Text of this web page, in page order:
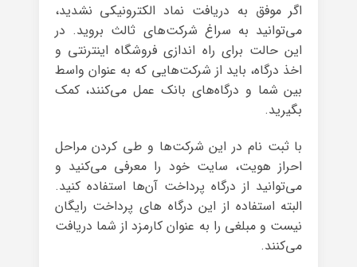
اگر موفق به دریافت نماد الکترونیکی نشدید،
می‌توانید به سراغ شرکت‌های ثالث بروید. در
این حالت برای راه اندازی فروشگاه اینترنتی و
اخذ درگاه، باید از شرکت‌هایی که به عنوان واسط
بین شما و درگاه‌های بانک عمل می‌کنند، کمک
بگیرید.
با ثبت نام در این شرکت‌ها و طی کردن مراحل
احراز هویت، سایت خود را معرفی می‌کنید و
می‌توانید از درگاه پرداخت آن‌ها استفاده کنید.
البته استفاده از این درگاه‌ های پرداخت رایگان
نیست و مبلغی را به عنوان کارمزد از شما دریافت
می‌کنند.